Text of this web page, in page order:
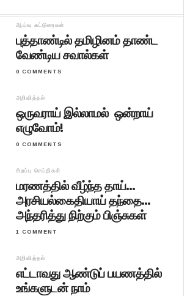
ஆய்வு கட்டுரைகள்
புத்தாண்டில் தமிழினம் தாண்ட
வேண்டிய சவால்கள்
0 COMMENTS
அறிவித்தல்
ஒருவராய் இல்லாமல் ஒன்றாய்
எழுவோம்!
0 COMMENTS
சிறப்பு செய்திகள்
மரணத்தில் வீழ்ந்த தாய்…
அரசியல்கைதியாய் தந்தை…
அந்தரித்து நிற்கும் பிஞ்சுகள்
1 COMMENT
அறிவித்தல்
எட்டாவது ஆண்டுப் பயணத்தில்
உங்களுடன் நாம்